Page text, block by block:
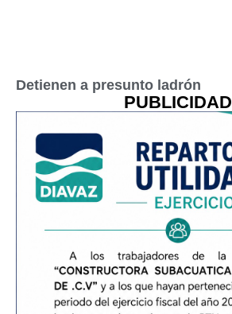
Detienen a presunto ladrón
PUBLICIDAD